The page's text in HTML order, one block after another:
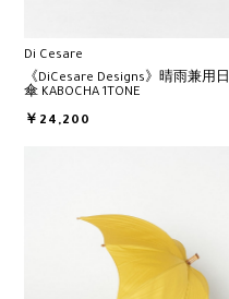
Di Cesare
《DiCesare Designs》晴雨兼用日
傘 KABOCHA 1TONE
￥24,200